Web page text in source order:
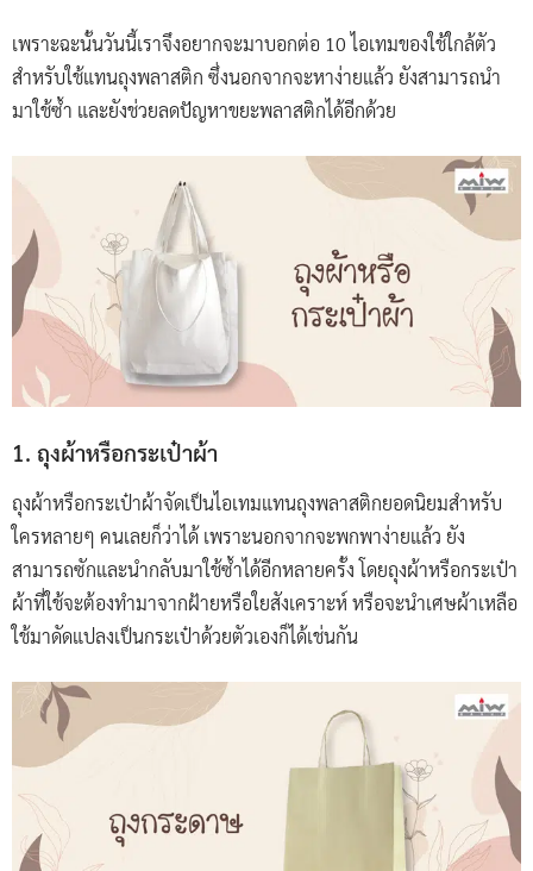
เพราะฉะนั้นวันนี้เราจึงอยากจะมาบอกต่อ 10 ไอเทมของใช้ใกล้ตัว
สำหรับใช้แทนถุงพลาสติก ซึ่งนอกจากจะหาง่ายแล้ว ยังสามารถนำ
มาใช้ซ้ำ และยังช่วยลดปัญหาขยะพลาสติกได้อีกด้วย
1. ถุงผ้าหรือกระเป๋าผ้า
ถุงผ้าหรือกระเป๋าผ้าจัดเป็นไอเทมแทนถุงพลาสติกยอดนิยมสำหรับ
ใครหลายๆ คนเลยก็ว่าได้ เพราะนอกจากจะพกพาง่ายแล้ว ยัง
สามารถซักและนำกลับมาใช้ซ้ำได้อีกหลายครั้ง โดยถุงผ้าหรือกระเป๋า
ผ้าที่ใช้จะต้องทำมาจากฝ้ายหรือใยสังเคราะห์ หรือจะนำเศษผ้าเหลือ
ใช้มาดัดแปลงเป็นกระเป๋าด้วยตัวเองก็ได้เช่นกัน